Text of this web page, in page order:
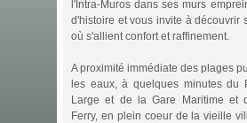
l'Intra-Muros dans ses murs
d'histoire et vous invite à découvrir
où s'allient confort et raffinement.
A proximité immédiate des plages
les eaux, à quelques minutes du
Large et de la Gare Maritime et
Ferry, en plein coeur de la vieille